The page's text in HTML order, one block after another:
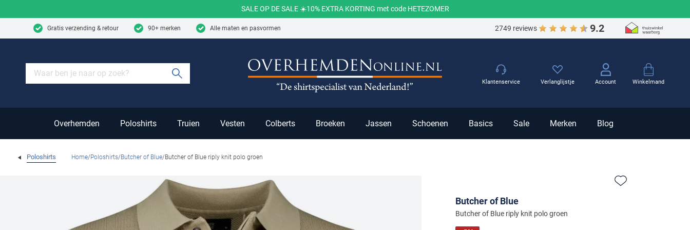
SALE OP DE SALE ☀️10% EXTRA KORTING met code HETEZOMER
Gratis verzending & retour 90+ merken Alle maten en pasvormen 2749 reviews 9.2
Winkelmand
Overhemden Poloshirts Truien Vesten Colberts Broeken Jassen Schoenen Basics Sale Merken Blog
Klantenservice Verlanglijstje Account
Poloshirts Home Poloshirts Butcher of Blue Butcher of Blue riply knit polo groen
Butcher of Blue
Butcher of Blue riply knit polo groen
Zet bij favorieten